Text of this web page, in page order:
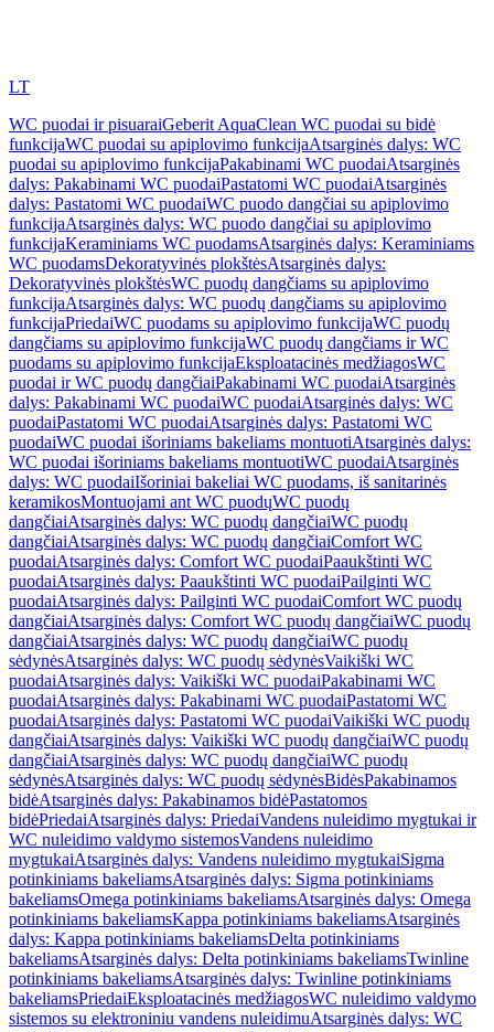
LT
WC puodai ir pisuaraiGeberit AquaClean WC puodai su bidė
funkcijaWC puodai su apiplovimo funkcijaAtsarginės dalys: WC
puodai su apiplovimo funkcijaPakabinami WC puodaiAtsarginės
dalys: Pakabinami WC puodaiPastatomi WC puodaiAtsarginės
dalys: Pastatomi WC puodaiWC puodo dangčiai su apiplovimo
funkcijaAtsarginės dalys: WC puodo dangčiai su apiplovimo
funkcijaKeraminiams WC puodamsAtsarginės dalys: Keraminiams
WC puodamsDekoratyvinės plokštėsAtsarginės dalys:
Dekoratyvinės plokštėsWC puodų dangčiams su apiplovimo
funkcijaAtsarginės dalys: WC puodų dangčiams su apiplovimo
funkcijaPriedaiWC puodams su apiplovimo funkcijaWC puodų
dangčiams su apiplovimo funkcijaWC puodų dangčiams ir WC
puodams su apiplovimo funkcijaEksploatacinės medžiagosWC
puodai ir WC puodų dangčiaiPakabinami WC puodaiAtsarginės
dalys: Pakabinami WC puodaiWC puodaiAtsarginės dalys: WC
puodaiPastatomi WC puodaiAtsarginės dalys: Pastatomi WC
puodaiWC puodai išoriniams bakeliams montuotiAtsarginės dalys:
WC puodai išoriniams bakeliams montuotiWC puodaiAtsarginės
dalys: WC puodaiIšoriniai bakeliai WC puodams, iš sanitarinės
keramikosMontuojami ant WC puodųWC puodų
dangčiaiAtsarginės dalys: WC puodų dangčiaiWC puodų
dangčiaiAtsarginės dalys: WC puodų dangčiaiComfort WC
puodaiAtsarginės dalys: Comfort WC puodaiPaaukštinti WC
puodaiAtsarginės dalys: Paaukštinti WC puodaiPailginti WC
puodaiAtsarginės dalys: Pailginti WC puodaiComfort WC puodų
dangčiaiAtsarginės dalys: Comfort WC puodų dangčiaiWC puodų
dangčiaiAtsarginės dalys: WC puodų dangčiaiWC puodų
sėdynėsAtsarginės dalys: WC puodų sėdynėsVaikiški WC
puodaiAtsarginės dalys: Vaikiški WC puodaiPakabinami WC
puodaiAtsarginės dalys: Pakabinami WC puodaiPastatomi WC
puodaiAtsarginės dalys: Pastatomi WC puodaiVaikiški WC puodų
dangčiaiAtsarginės dalys: Vaikiški WC puodų dangčiaiWC puodų
dangčiaiAtsarginės dalys: WC puodų dangčiaiWC puodų
sėdynėsAtsarginės dalys: WC puodų sėdynėsBidėsPakabinamos
bidėAtsarginės dalys: Pakabinamos bidėPastatomos
bidėPriedaiAtsarginės dalys: PriedaiVandens nuleidimo mygtukai ir
WC nuleidimo valdymo sistemosVandens nuleidimo
mygtukaiAtsarginės dalys: Vandens nuleidimo mygtukaiSigma
potinkiniams bakeliamsAtsarginės dalys: Sigma potinkiniams
bakeliamsOmega potinkiniams bakeliamsAtsarginės dalys: Omega
potinkiniams bakeliamsKappa potinkiniams bakeliamsAtsarginės
dalys: Kappa potinkiniams bakeliamsDelta potinkiniams
bakeliamsAtsarginės dalys: Delta potinkiniams bakeliamsTwinline
potinkiniams bakeliamsAtsarginės dalys: Twinline potinkiniams
bakeliamsPriedaiEksploatacinės medžiagosWC nuleidimo valdymo
sistemos su elektroniniu vandens nuleidimuAtsarginės dalys: WC